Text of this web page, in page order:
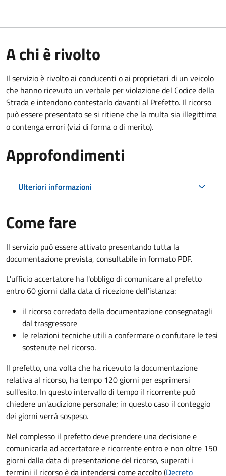
A chi è rivolto
Il servizio è rivolto ai conducenti o ai proprietari di un veicolo
che hanno ricevuto un verbale per violazione del Codice della
Strada e intendono contestarlo davanti al Prefetto. Il ricorso
può essere presentato se si ritiene che la multa sia illegittima
o contenga errori (vizi di forma o di merito).
Approfondimenti
Ulteriori informazioni
Come fare
Il servizio può essere attivato presentando tutta la
documentazione prevista, consultabile in formato PDF.
L'ufficio accertatore ha l'obbligo di comunicare al prefetto
entro 60 giorni dalla data di ricezione dell'istanza:
il ricorso corredato della documentazione consegnatagli
dal trasgressore
le relazioni tecniche utili a confermare o confutare le tesi
sostenute nel ricorso.
Il prefetto, una volta che ha ricevuto la documentazione
relativa al ricorso, ha tempo 120 giorni per esprimersi
sull'esito. In questo intervallo di tempo il ricorrente può
chiedere un'audizione personale; in questo caso il conteggio
dei giorni verrà sospeso.
Nel complesso il prefetto deve prendere una decisione e
comunicarla ad accertatore e ricorrente entro e non oltre 150
giorni dalla data di presentazione del ricorso, superati i
termini il ricorso è da intendersi come accolto (Decreto